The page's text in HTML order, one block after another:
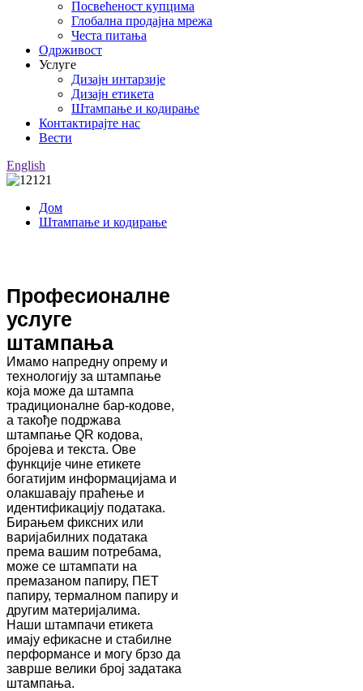
Посвећеност купцима
Глобална продајна мрежа
Честа питања
Одрживост
Услуге
Дизајн интарзије
Дизајн етикета
Штампање и кодирање
Контактирајте нас
Вести
English
Дом
Штампање и кодирање
Професионалне
услуге
штампања
Имамо напредну опрему и
технологију за штампање
која може да штампа
традиционалне бар-кодове,
а такође подржава
штампање QR кодова,
бројева и текста. Ове
функције чине етикете
богатијим информацијама и
олакшавају праћење и
идентификацију података.
Бирањем фиксних или
варијабилних података
према вашим потребама,
може се штампати на
премазаном папиру, ПЕТ
папиру, термалном папиру и
другим материјалима.
Наши штампачи етикета
имају ефикасне и стабилне
перформансе и могу брзо да
заврше велики број задатака
штампања.